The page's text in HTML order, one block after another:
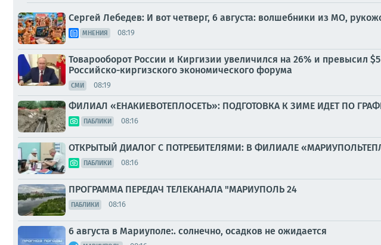
Сергей Лебедев: И вот четверг, 6 августа: волшебники из МО,
МНЕНИЯ 08:19
Товарооборот России и Киргизии увеличился на 26% и превысил
Российско-киргизского экономического форума
СМИ 08:19
ФИЛИАЛ «ЕНАКИЕВОТЕПЛОСЕТЬ»: ПОДГОТОВКА К ЗИМЕ ИДЕТ ПО
ПАБЛИКИ 08:16
ОТКРЫТЫЙ ДИАЛОГ С ПОТРЕБИТЕЛЯМИ: В ФИЛИАЛЕ
ПАБЛИКИ 08:16
ПРОГРАММА ПЕРЕДАЧ ТЕЛЕКАНАЛА "МАРИУПОЛЬ 24
ПАБЛИКИ 08:16
6 августа в Мариуполе:. солнечно, осадков не ожидается